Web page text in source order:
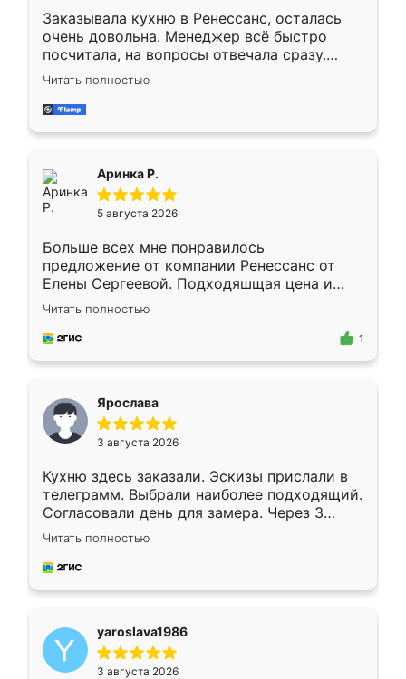
Заказывала кухню в Ренессанс, осталась
очень довольна. Менеджер всё быстро
посчитала, на вопросы отвечала сразу.
Замерщик приехал в субботу, подошёл к
делу со всей ответственностью. Собрали
за день, ребята работали аккуратно, даже
Читать полностью
Аринка Р.
5 августа 2026
Больше всех мне понравилось
предложение от компании Ренессанс от
Елены Сергеевой. Подходяшщая цена и
короткие сроки изготовления. Приехавший
для замера сотрудник Владислав
предложил по моему эскизу самый
Читать полностью
1
Ярослава
3 августа 2026
Кухню здесь заказали. Эскизы прислали в
телеграмм. Выбрали наиболее подходящий.
Согласовали день для замера. Через 3
недели кухня была уже готова. Остались
довольны работой. Спасибо Ренессанс
мебель за качественную работу!
Читать полностью
yaroslava1986
3 августа 2026